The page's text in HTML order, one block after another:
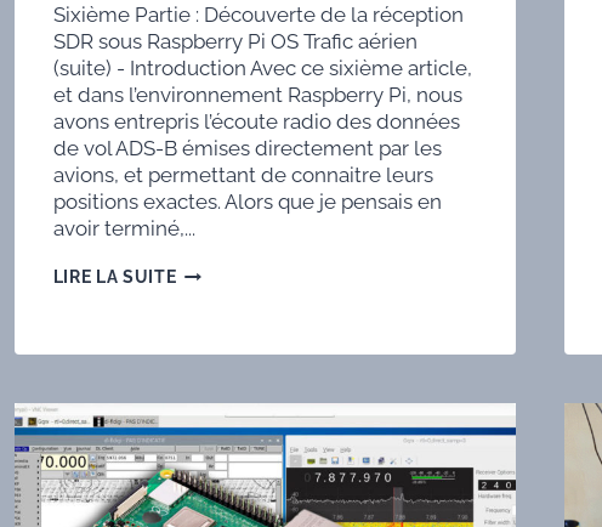
Sixième Partie : Découverte de la réception
SDR sous Raspberry Pi OS Trafic aérien
(suite) - Introduction Avec ce sixième article,
et dans l’environnement Raspberry Pi, nous
avons entrepris l’écoute radio des données
de vol ADS-B émises directement par les
avions, et permettant de connaitre leurs
positions exactes. Alors que je pensais en
avoir terminé,...
LIRE LA SUITETECHNIQUE